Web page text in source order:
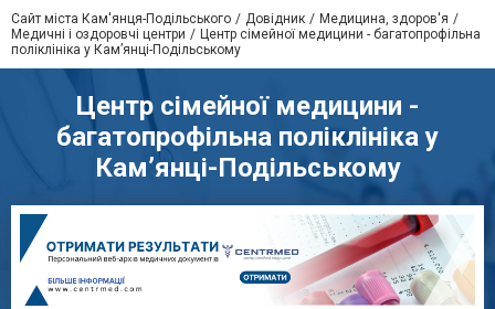
Сайт міста Кам'янця-Подільського Довідник
Медицина, здоров'я
Медичні і оздоровчі центри
Центр сімейної медицини - багатопрофільна
поліклініка у Кам’янці-Подільському
Центр сімейної медицини -
багатопрофільна поліклініка у
Кам’янці-Подільському